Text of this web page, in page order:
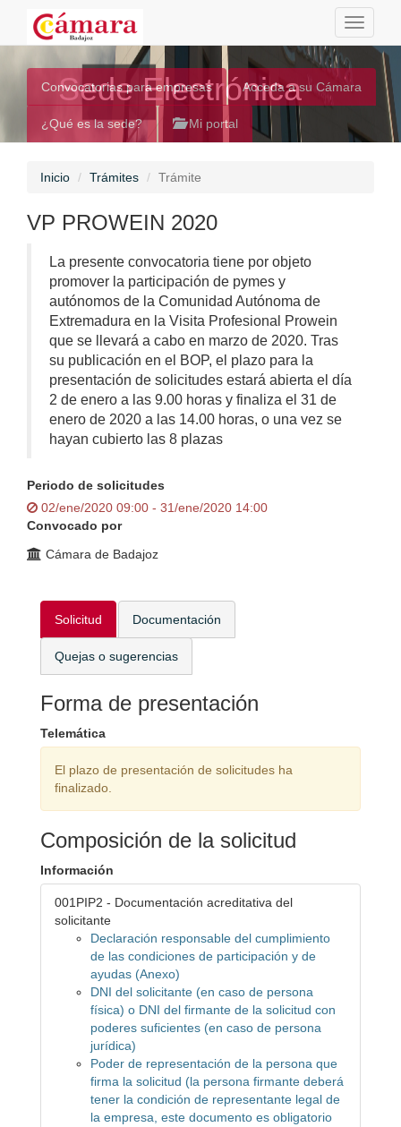
Toggle
Sede Electrónica
Convocatorias para empresas Acceda a su Cámara
¿Qué es la sede? Mi portal
Inicio Trámites Trámite
VP PROWEIN 2020
La presente convocatoria tiene por objeto
promover la participación de pymes y
autónomos de la Comunidad Autónoma de
Extremadura en la Visita Profesional Prowein
que se llevará a cabo en marzo de 2020. Tras
su publicación en el BOP, el plazo para la
presentación de solicitudes estará abierta el día
2 de enero a las 9.00 horas y finaliza el 31 de
enero de 2020 a las 14.00 horas, o una vez se
hayan cubierto las 8 plazas
Periodo de solicitudes
02/ene/2020 09:00 - 31/ene/2020 14:00
Convocado por
Cámara de Badajoz
Solicitud Documentación
Quejas o sugerencias
Forma de presentación
Telemática
El plazo de presentación de solicitudes ha
finalizado.
Composición de la solicitud
Información
001PIP2 - Documentación acreditativa del
solicitante
Declaración responsable del cumplimiento
de las condiciones de participación y de
ayudas (Anexo)
DNI del solicitante (en caso de persona
física) o DNI del firmante de la solicitud con
poderes suficientes (en caso de persona
jurídica)
Poder de representación de la persona que
firma la solicitud (la persona firmante deberá
tener la condición de representante legal de
la empresa, este documento es obligatorio